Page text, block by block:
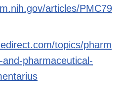
articles/PMC79
topics/pharm
pharmaceutical-